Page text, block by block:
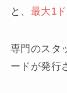
と、 最大1
専門のスタ
ードが発行